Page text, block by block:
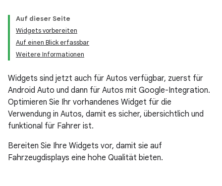
Auf dieser Seite
Widgets vorbereiten
Auf einen Blick erfassbar
Weitere Informationen
Widgets sind jetzt auch für Autos verfügbar, zuerst für
Android Auto und dann für Autos mit Google-Integration.
Optimieren Sie Ihr vorhandenes Widget für die
Verwendung in Autos, damit es sicher, übersichtlich und
funktional für Fahrer ist.
Bereiten Sie Ihre Widgets vor, damit sie auf
Fahrzeugdisplays eine hohe Qualität bieten.